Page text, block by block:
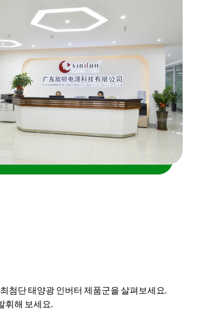
첨단 태양광 인버터 제품군을 살펴보세요.
휘해 보세요.